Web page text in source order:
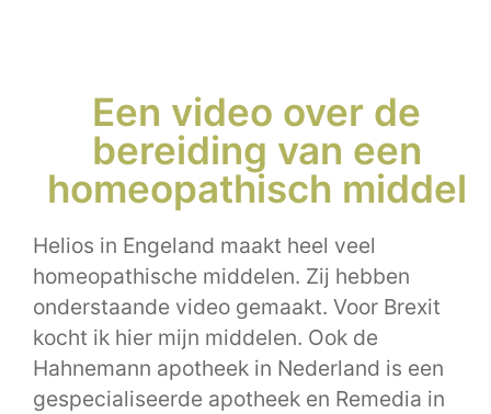
Een video over de
bereiding van een
homeopathisch middel
Helios in Engeland maakt heel veel
homeopathische middelen. Zij hebben
onderstaande video gemaakt. Voor Brexit
kocht ik hier mijn middelen. Ook de
Hahnemann apotheek in Nederland is een
gespecialiseerde apotheek en Remedia in